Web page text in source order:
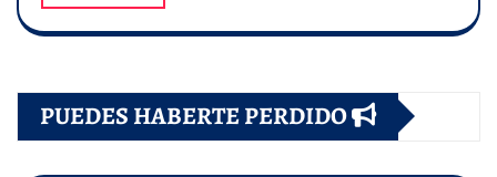
PUEDES HABERTE PERDIDO